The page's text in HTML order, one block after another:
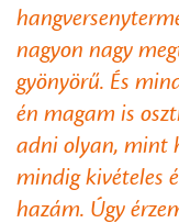
nagyon nagy
gyönyörű. És
én magam is
adni olyan, mint
mindig kivételes
hazám. Úgy